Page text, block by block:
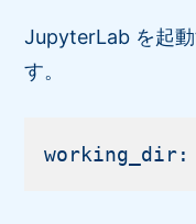
JupyterLab を起
す。